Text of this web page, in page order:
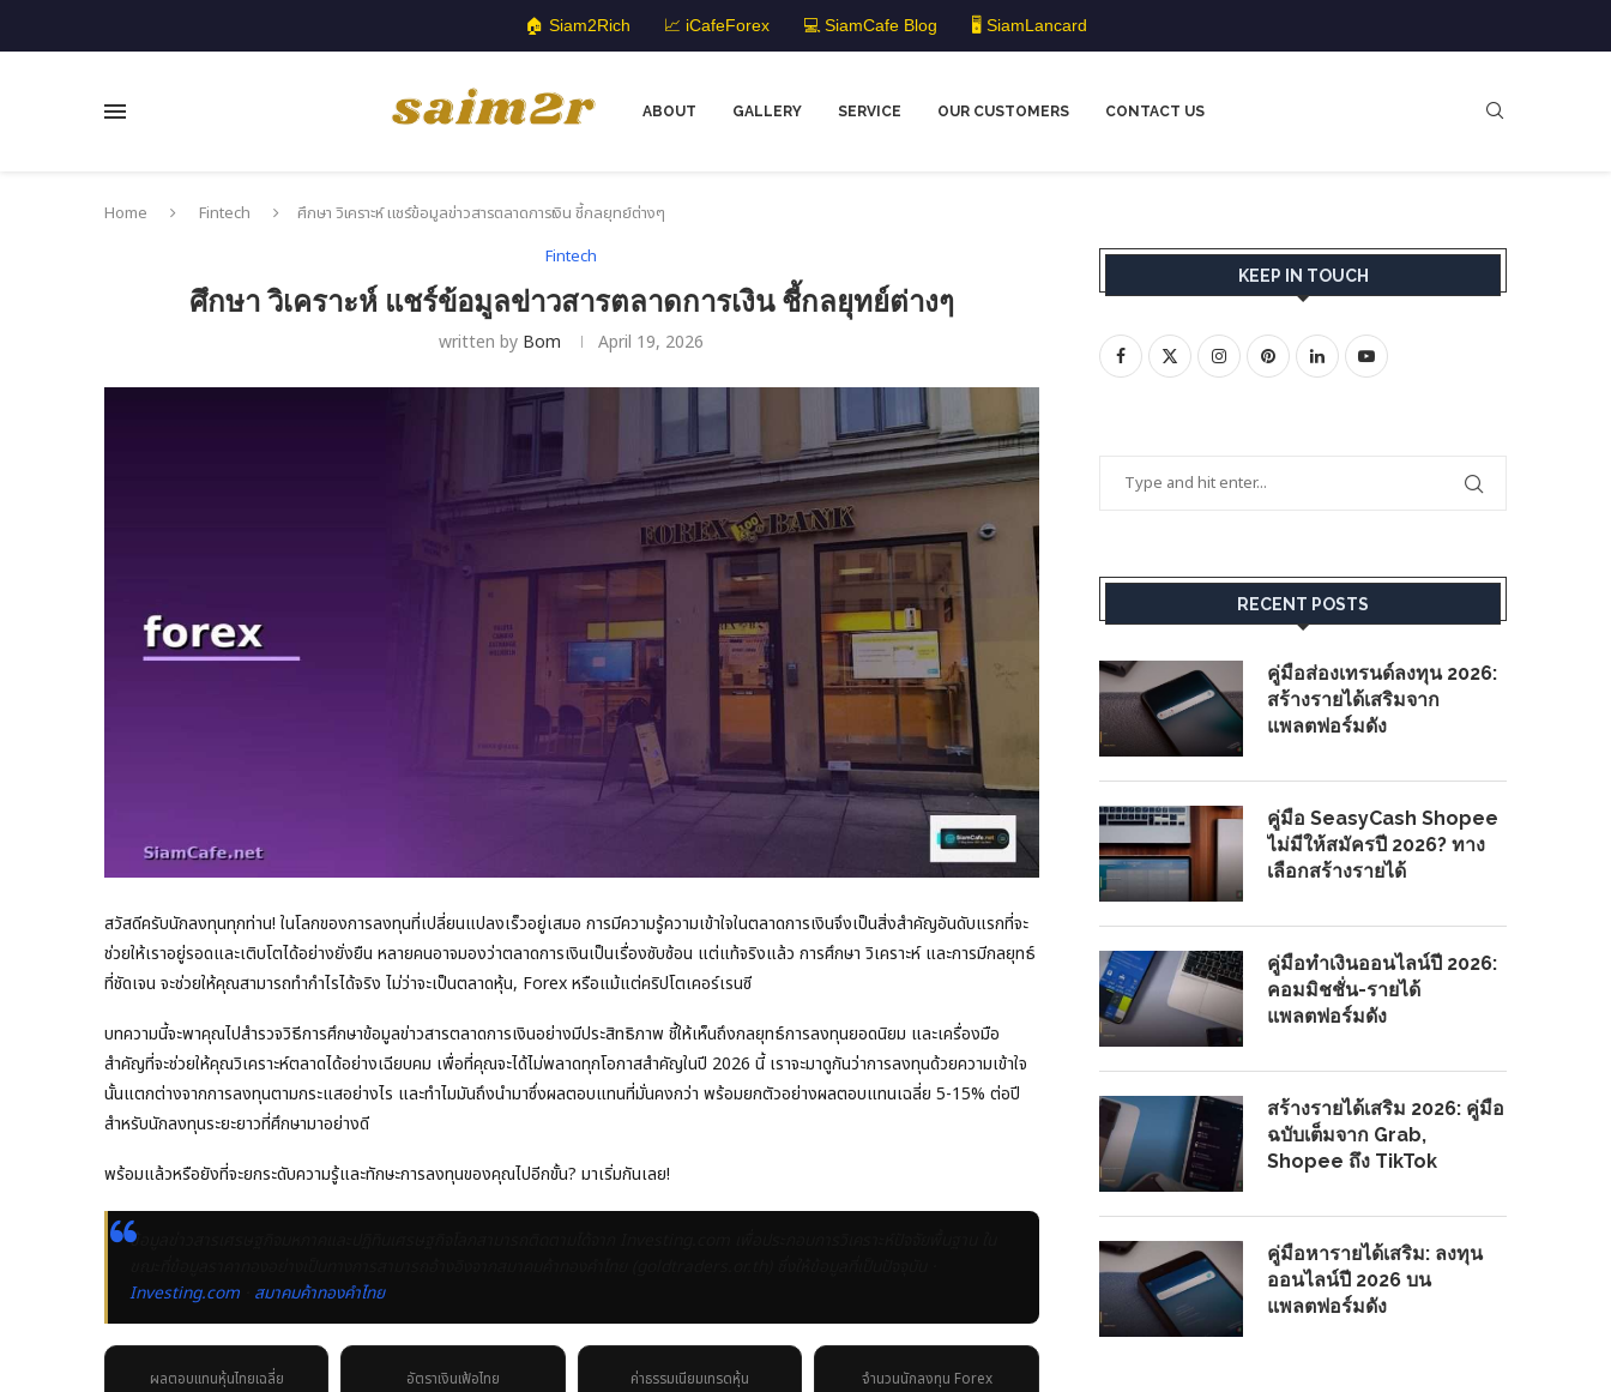
🏠 Siam2Rich 📈 iCafeForex 💻 SiamCafe Blog 🖥️ SiamLancard
ABOUT GALLERY SERVICE OUR CUSTOMERS CONTACT US
Home Fintech
ศึกษา วิเคราะห์ แชร์ข้อมูลข่าวสารตลาดการเงิน ชี้กลยุทย์ต่างๆ
Fintech
ศึกษา วิเคราะห์ แชร์ข้อมูลข่าวสารตลาดการเงิน ชี้กลยุทย์ต่างๆ
written by Bom April 19, 2026
สวัสดีครับนักลงทุนทุกท่าน! ในโลกของการลงทุนที่เปลี่ยนแปลงเร็วอยู่เสมอ การมีความรู้ความเข้าใจในตลาดการเงินจึงเป็นสิ่งสำคัญอันดับแรกที่จะ
ช่วยให้เราอยู่รอดและเติบโตได้อย่างยั่งยืน หลายคนอาจมองว่าตลาดการเงินเป็นเรื่องซับซ้อน แต่แท้จริงแล้ว การศึกษา วิเคราะห์ และการมีกลยุทธ์
ที่ชัดเจน จะช่วยให้คุณสามารถทำกำไรได้จริง ไม่ว่าจะเป็นตลาดหุ้น, Forex หรือแม้แต่คริปโตเคอร์เรนซี
บทความนี้จะพาคุณไปสำรวจวิธีการศึกษาข้อมูลข่าวสารตลาดการเงินอย่างมีประสิทธิภาพ ชี้ให้เห็นถึงกลยุทธ์การลงทุนยอดนิยม และเครื่องมือ
สำคัญที่จะช่วยให้คุณวิเคราะห์ตลาดได้อย่างเฉียบคม เพื่อที่คุณจะได้ไม่พลาดทุกโอกาสสำคัญในปี 2026 นี้ เราจะมาดูกันว่าการลงทุนด้วยความเข้าใจ
นั้นแตกต่างจากการลงทุนตามกระแสอย่างไร และทำไมมันถึงนำมาซึ่งผลตอบแทนที่มั่นคงกว่า พร้อมยกตัวอย่างผลตอบแทนเฉลี่ย 5-15% ต่อปี
สำหรับนักลงทุนระยะยาวที่ศึกษามาอย่างดี
พร้อมแล้วหรือยังที่จะยกระดับความรู้และทักษะการลงทุนของคุณไปอีกขั้น? มาเริ่มกันเลย!
ข้อมูลข่าวสารเศรษฐกิจมหภาคและปฏิทินเศรษฐกิจโลกสามารถติดตามได้จาก Investing.com เพื่อประกอบการวิเคราะห์ปัจจัยพื้นฐาน ใน
Investing.com
สมาคมค้าทองคำไทย
ผลตอบแทนหุ้นไทยเฉลี่ย อัตราเงินเฟ้อไทย ค่าธรรมเนียมเทรดหุ้น จำนวนนักลงทุน Forex
KEEP IN TOUCH
RECENT POSTS
คู่มือส่องเทรนด์ลงทุน 2026:
สร้างรายได้เสริมจาก
แพลตฟอร์มดัง
คู่มือ SeasyCash Shopee
ไม่มีให้สมัครปี 2026? ทาง
เลือกสร้างรายได้
คู่มือทำเงินออนไลน์ปี 2026:
คอมมิชชั่น-รายได้
แพลตฟอร์มดัง
สร้างรายได้เสริม 2026: คู่มือ
ฉบับเต็มจาก Grab,
Shopee ถึง TikTok
คู่มือหารายได้เสริม: ลงทุน
ออนไลน์ปี 2026 บน
แพลตฟอร์มดัง